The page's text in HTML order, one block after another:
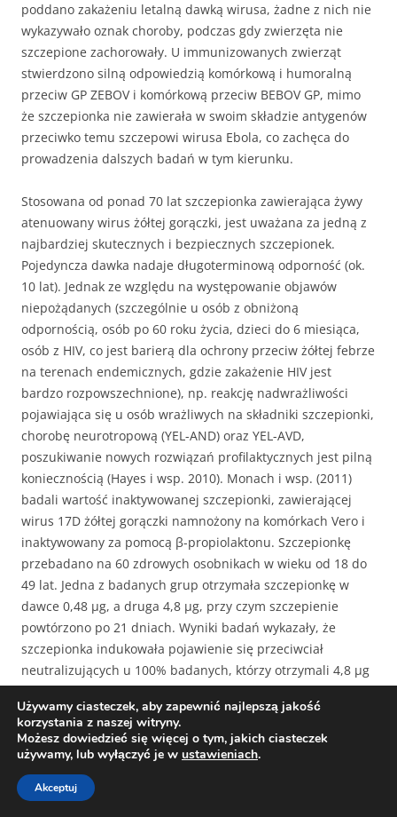
poddano zakażeniu letalną dawką wirusa, żadne z nich nie
wykazywało oznak choroby, podczas gdy zwierzęta nie
szczepione zachorowały. U immunizowanych zwierząt
stwierdzono silną odpowiedzią komórkową i humoralną
przeciw GP ZEBOV i komórkową przeciw BEBOV GP, mimo
że szczepionka nie zawierała w swoim składzie antygenów
przeciwko temu szczepowi wirusa Ebola, co zachęca do
prowadzenia dalszych badań w tym kierunku.
Stosowana od ponad 70 lat szczepionka zawierająca żywy
atenuowany wirus żółtej gorączki, jest uważana za jedną z
najbardziej skutecznych i bezpiecznych szczepionek.
Pojedyncza dawka nadaje długoterminową odporność (ok.
10 lat). Jednak ze względu na występowanie objawów
niepożądanych (szczególnie u osób z obniżoną
odpornością, osób po 60 roku życia, dzieci do 6 miesiąca,
osób z HIV, co jest barierą dla ochrony przeciw żółtej febrze
na terenach endemicznych, gdzie zakażenie HIV jest
bardzo rozpowszechnione), np. reakcję nadwrażliwości
pojawiająca się u osób wrażliwych na składniki szczepionki,
chorobę neurotropową (YEL-AND) oraz YEL-AVD,
poszukiwanie nowych rozwiązań profilaktycznych jest pilną
koniecznością (Hayes i wsp. 2010). Monach i wsp. (2011)
badali wartość inaktywowanej szczepionki, zawierającej
wirus 17D żółtej gorączki namnożony na komórkach Vero i
inaktywowany za pomocą β-propiolaktonu. Szczepionkę
przebadano na 60 zdrowych osobnikach w wieku od 18 do
49 lat. Jedna z badanych grup otrzymała szczepionkę w
dawce 0,48 μg, a druga 4,8 μg, przy czym szczepienie
powtórzono po 21 dniach. Wyniki badań wykazały, że
szczepionka indukowała pojawienie się przeciwciał
neutralizujących u 100% badanych, którzy otrzymali 4,8 μg
antygenu w każdym wstrzyknięciu i 88% u pacjentów
otrzymujących 0,48 μg antygenu w każdym wstrzyknięciu.
W obu badanych grupach wystąpiły trzy zdarzenia
niepożądane, tj. łagodny ból, tkliwość i świąd w miejscu
wstrzyknięcia, a jeden przypadek pokrzywki odnotowano w
trzecim dniu po drugiej dawce 4,8 μg. Powyższe wyniki
Używamy ciasteczek, aby zapewnić najlepszą jakość
korzystania z naszej witryny.
Możesz dowiedzieć się więcej o tym, jakich ciasteczek
używamy, lub wyłączyć je w ustawieniach.
Akceptuj